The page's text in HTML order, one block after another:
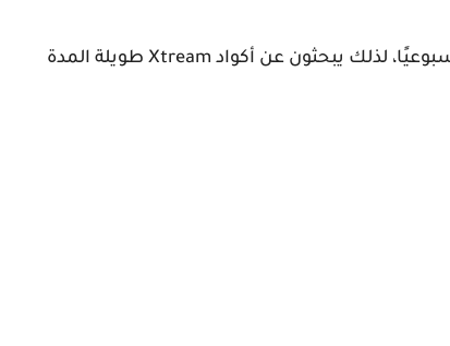
لذلك يبحثون عن
أكواد Xtream طويلة المدة